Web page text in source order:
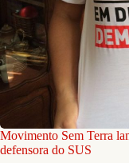
Movimento Sem Terra
defensora do SUS